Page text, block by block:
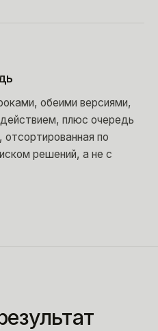
обеими версиями,
плюс очередь
по
решений, а не с